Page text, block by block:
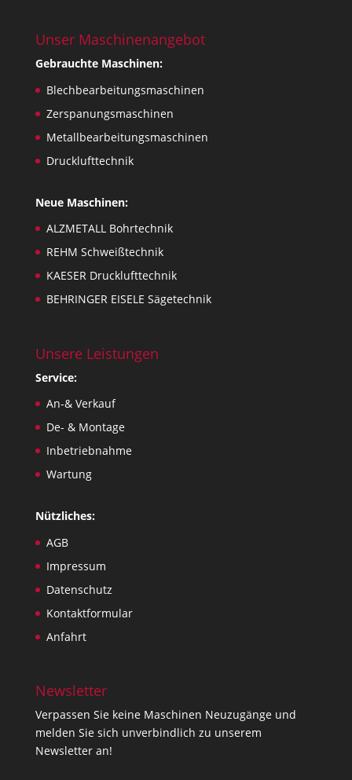
Unser Maschinenangebot
Gebrauchte Maschinen:
Blechbearbeitungsmaschinen
Zerspanungsmaschinen
Metallbearbeitungsmaschinen
Drucklufttechnik
Neue Maschinen:
ALZMETALL Bohrtechnik
REHM Schweißtechnik
KAESER Drucklufttechnik
BEHRINGER EISELE Sägetechnik
Unsere Leistungen
Service:
An-& Verkauf
De- & Montage
Inbetriebnahme
Wartung
Nützliches:
AGB
Impressum
Datenschutz
Kontaktformular
Anfahrt
Newsletter
Verpassen Sie keine Maschinen Neuzugänge und
melden Sie sich unverbindlich zu unserem
Newsletter an!